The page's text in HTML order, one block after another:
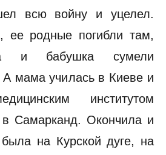
всю войну и уцелел.
родные погибли там,
и бабушка сумели
А мама училась в Киеве и
институтом
в Самарканд. Окончила и
на Курской дуге, на